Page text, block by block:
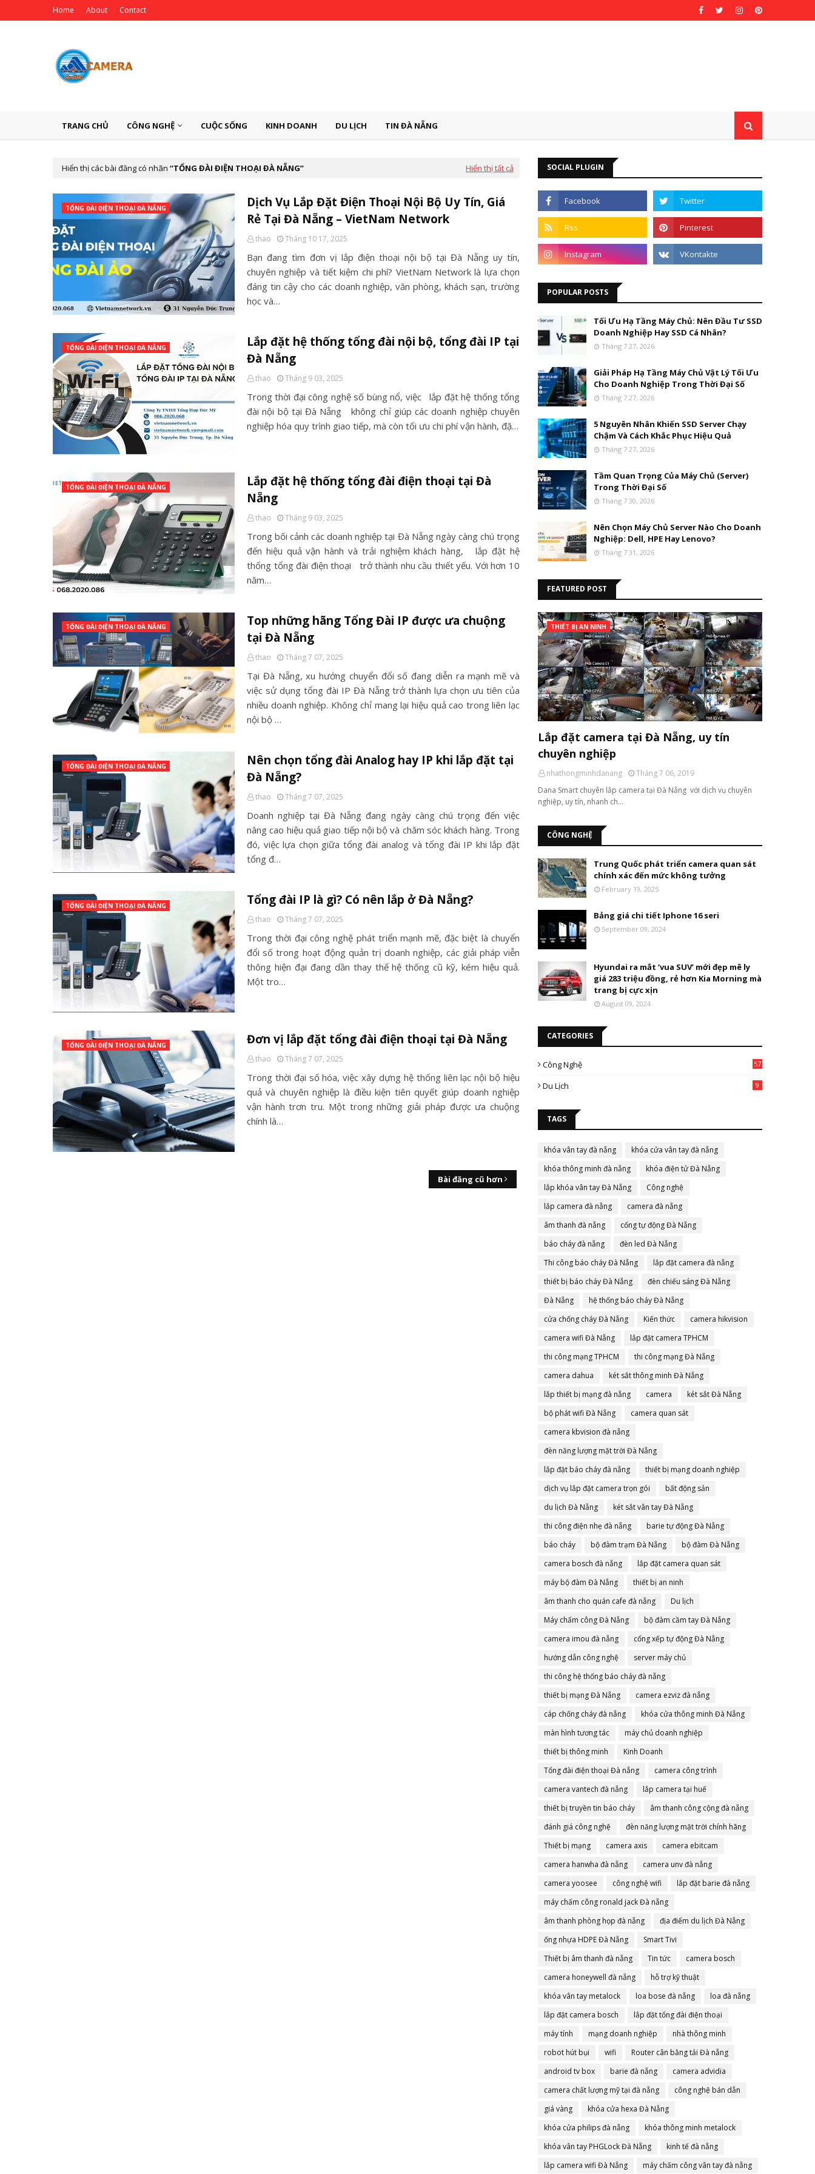
Home About Contact
TRANG CHỦ CÔNG NGHỆ CUỘC SỐNG KINH DOANH DU LỊCH TIN ĐÀ NẴNG
Hiển thị các bài đăng có nhãn TỔNG ĐÀI ĐIỆN THOẠI ĐÀ NẴNG Hiển thị tất cả
TỔNG ĐÀI ĐIỆN THOẠI ĐÀ NẴNG
Dịch Vụ Lắp Đặt Điện Thoại Nội Bộ Uy Tín, Giá
Rẻ Tại Đà Nẵng – VietNam Network
thao Tháng 10 17, 2025
Bạn đang tìm đơn vị lắp điện thoại nội bộ tại Đà Nẵng uy tín,
chuyên nghiệp và tiết kiệm chi phí? VietNam Network là lựa chọn
đáng tin cậy cho các doanh nghiệp, văn phòng, khách sạn, trường
học và…
TỔNG ĐÀI ĐIỆN THOẠI ĐÀ NẴNG
Lắp đặt hệ thống tổng đài nội bộ, tổng đài IP tại
Đà Nẵng
thao Tháng 9 03, 2025
Trong thời đại công nghệ số bùng nổ, việc lắp đặt hệ thống tổng
đài nội bộ tại Đà Nẵng không chỉ giúp các doanh nghiệp chuyên
nghiệp hóa quy trình giao tiếp, mà còn tối ưu chi phí vận hành, đặ…
TỔNG ĐÀI ĐIỆN THOẠI ĐÀ NẴNG
Lắp đặt hệ thống tổng đài điện thoại tại Đà
Nẵng
thao Tháng 9 03, 2025
Trong bối cảnh các doanh nghiệp tại Đà Nẵng ngày càng chú trọng
đến hiệu quả vận hành và trải nghiệm khách hàng, lắp đặt hệ
thống tổng đài điện thoại trở thành nhu cầu thiết yếu. Với hơn 10
năm…
TỔNG ĐÀI ĐIỆN THOẠI ĐÀ NẴNG
Top những hãng Tổng Đài IP được ưa chuộng
tại Đà Nẵng
thao Tháng 7 07, 2025
Tại Đà Nẵng, xu hướng chuyển đổi số đang diễn ra mạnh mẽ và
việc sử dụng tổng đài IP Đà Nẵng trở thành lựa chọn ưu tiên của
nhiều doanh nghiệp. Không chỉ mang lại hiệu quả cao trong liên lạc
nội bộ …
TỔNG ĐÀI ĐIỆN THOẠI ĐÀ NẴNG
Nên chọn tổng đài Analog hay IP khi lắp đặt tại
Đà Nẵng?
thao Tháng 7 07, 2025
Doanh nghiệp tại Đà Nẵng đang ngày càng chú trọng đến việc
nâng cao hiệu quả giao tiếp nội bộ và chăm sóc khách hàng. Trong
đó, việc lựa chọn giữa tổng đài analog và tổng đài IP khi lắp đặt
tổng đ…
TỔNG ĐÀI ĐIỆN THOẠI ĐÀ NẴNG Tổng đài IP là gì? Có nên lắp ở Đà Nẵng?
thao Tháng 7 07, 2025
Trong thời đại công nghệ phát triển mạnh mẽ, đặc biệt là chuyển
đổi số trong hoạt động quản trị doanh nghiệp, các giải pháp viễn
thông hiện đại đang dần thay thế hệ thống cũ kỹ, kém hiệu quả.
Một tro…
TỔNG ĐÀI ĐIỆN THOẠI ĐÀ NẴNG Đơn vị lắp đặt tổng đài điện thoại tại Đà Nẵng
thao Tháng 7 07, 2025
Trong thời đại số hóa, việc xây dựng hệ thống liên lạc nội bộ hiệu
quả và chuyên nghiệp là điều kiện tiên quyết giúp doanh nghiệp
vận hành trơn tru. Một trong những giải pháp được ưa chuộng
chính là…
Bài đăng cũ hơn
SOCIAL PLUGIN
POPULAR POSTS
Tối Ưu Hạ Tầng Máy Chủ: Nên Đầu Tư SSD
Doanh Nghiệp Hay SSD Cá Nhân?
Tháng 7 27, 2026
Giải Pháp Hạ Tầng Máy Chủ Vật Lý Tối Ưu
Cho Doanh Nghiệp Trong Thời Đại Số
Tháng 7 27, 2026
5 Nguyên Nhân Khiến SSD Server Chạy
Chậm Và Cách Khắc Phục Hiệu Quả
Tháng 7 27, 2026
Tầm Quan Trọng Của Máy Chủ (Server)
Trong Thời Đại Số
Tháng 7 30, 2026
Nên Chọn Máy Chủ Server Nào Cho Doanh
Nghiệp: Dell, HPE Hay Lenovo?
Tháng 7 31, 2026
FEATURED POST
THIẾT BỊ AN NINH
Lắp đặt camera tại Đà Nẵng, uy tín
chuyên nghiệp
nhathongminhdanang
Tháng 7 06, 2019
Dana Smart chuyên lắp camera tại Đà Nẵng với dịch vụ chuyên
nghiệp, uy tín, nhanh ch…
CÔNG NGHỆ
Trung Quốc phát triển camera quan sát
chính xác đến mức không tưởng
February 19, 2025
Bảng giá chi tiết Iphone 16 seri
September 09, 2024
Hyundai ra mắt ‘vua SUV’ mới đẹp mê ly
giá 283 triệu đồng, rẻ hơn Kia Morning mà
trang bị cực xịn
August 09, 2024
CATEGORIES
Công Nghệ 57
Du Lịch 9
TAGS
khóa vân tay đà nẵng
khóa cửa vân tay đà nẵng
khóa thông minh đà nẵng
khóa điện tử Đà Nẵng
lắp khóa vân tay Đà Nẵng
Công nghệ
lắp camera đà nẵng
camera đà nẵng
âm thanh đà nẵng
cổng tự động Đà Nẵng
báo cháy đà nẵng
đèn led Đà Nẵng
Thi công báo cháy Đà Nẵng
lắp đặt camera đà nẵng
thiết bị báo cháy Đà Nẵng
đèn chiếu sáng Đà Nẵng
Đà Nẵng
hệ thống báo cháy Đà Nẵng
cửa chống cháy Đà Nẵng
Kiến thức
camera hikvision
camera wifi Đà Nẵng
lắp đặt camera TPHCM
thi công mạng TPHCM
thi công mạng Đà Nẵng
camera dahua
két sắt thông minh Đà Nẵng
lắp thiết bị mạng đà nẵng
camera
két sắt Đà Nẵng
bộ phát wifi Đà Nẵng
camera quan sát
camera kbvision đà nẵng
đèn năng lượng mặt trời Đà Nẵng
lắp đặt báo cháy đà nẵng
thiết bị mạng doanh nghiệp
dịch vụ lắp đặt camera trọn gói
bất động sản
du lịch Đà Nẵng
két sắt vân tay Đà Nẵng
thi công điện nhẹ đà nẵng
barie tự động Đà Nẵng
báo cháy
bộ đàm trạm Đà Nẵng
bộ đàm Đà Nẵng
camera bosch đà nẵng
lắp đặt camera quan sát
máy bộ đàm Đà Nẵng
thiết bị an ninh
âm thanh cho quán cafe đà nẵng
Du lịch
Máy chấm công Đà Nẵng
bộ đàm cầm tay Đà Nẵng
camera imou đà nẵng
cổng xếp tự động Đà Nẵng
hướng dẫn công nghệ
server máy chủ
thi công hệ thống báo cháy đà nẵng
thiết bị mạng Đà Nẵng
camera ezviz đà nẵng
cáp chống cháy đà nẵng
khóa cửa thông minh Đà Nẵng
màn hình tương tác
máy chủ doanh nghiệp
thiết bị thông minh
Kinh Doanh
Tổng đài điện thoại Đà nẵng
camera công trình
camera vantech đà nẵng
lắp camera tại huế
thiết bị truyền tin báo cháy
âm thanh công cộng đà nẵng
đánh giá công nghệ
đèn năng lượng mặt trời chính hãng
Thiết bị mạng
camera axis
camera ebitcam
camera hanwha đà nẵng
camera unv đà nẵng
camera yoosee
công nghệ wifi
lắp đặt barie đà nẵng
máy chấm công ronald jack Đà nẵng
âm thanh phòng họp đà nẵng
địa điểm du lịch Đà Nẵng
ống nhựa HDPE Đà Nẵng
Smart Tivi
Thiết bị âm thanh đà nẵng
Tin tức
camera bosch
camera honeywell đà nẵng
hỗ trợ kỹ thuật
khóa vân tay metalock
loa bose đà nẵng
loa đà nẵng
lắp đặt camera bosch
lắp đặt tổng đài điện thoại
máy tính
mạng doanh nghiệp
nhà thông minh
robot hút bụi
wifi
Router cân bằng tải Đà nẵng
android tv box
barie đà nẵng
camera advidia
camera chất lượng mỹ tại đà nẵng
công nghệ bán dẫn
giá vàng
khóa cửa hexa Đà Nẵng
khóa cửa philips đà nẵng
khóa thông minh metalock
khóa vân tay PHGLock Đà Nẵng
kinh tế đà nẵng
lắp camera wifi Đà Nẵng
máy chấm công vân tay đà nẵng